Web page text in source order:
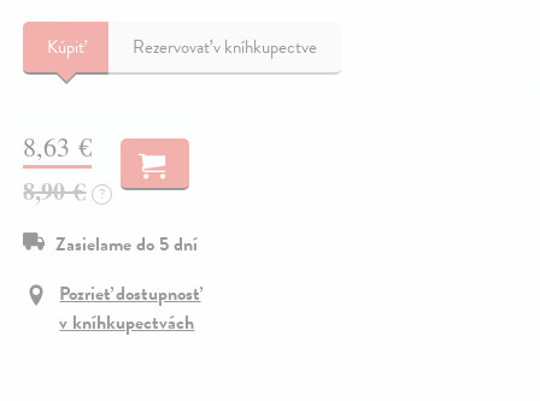
Kúpiť Rezervovať v kníhkupectve
8,63 €
8,90 € ?
Zasielame do 5 dní
Pozrieť dostupnosť
v kníhkupectvách